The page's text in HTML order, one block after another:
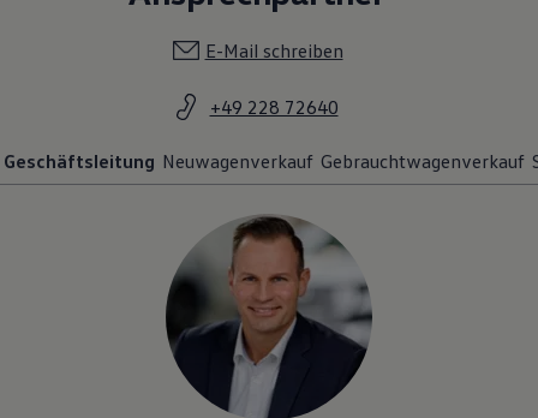
E-Mail schreiben
+49 228 72640
Geschäftsleitung Neuwagenverkauf Gebrauchtwagenverkauf